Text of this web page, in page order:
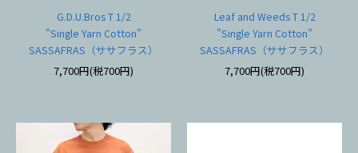
G.D.U.Bros T 1/2
"Single Yarn Cotton"
SASSAFRAS（ササフラス）
7,700円(税700円)
Leaf and Weeds T 1/2
"Single Yarn Cotton"
SASSAFRAS（ササフラス）
7,700円(税700円)